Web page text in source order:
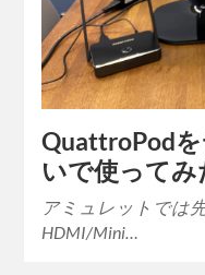
QuattroPod
いで使ってみ
アミュレットでは
HDMI/Mini…